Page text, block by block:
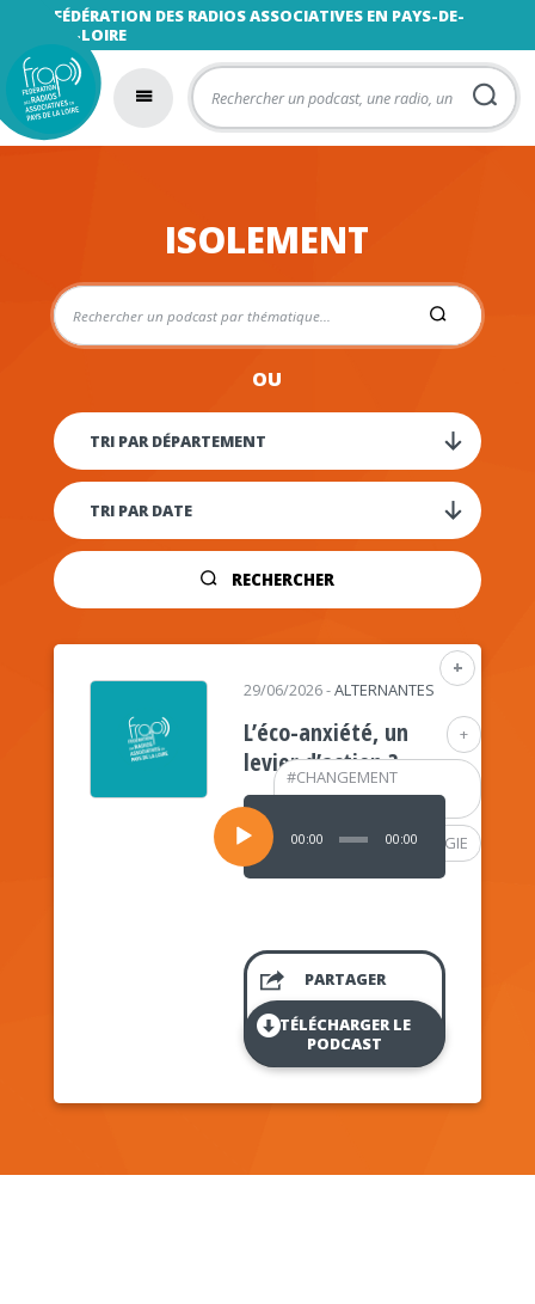
FÉDÉRATION DES RADIOS ASSOCIATIVES EN PAYS-DE-
LA-LOIRE
ISOLEMENT
OU
RECHERCHER
+
+
#CHANGEMENT
CLIMATIQUE
#PSYCHOLOGIE
29/06/2026-ALTERNANTES
L’éco-anxiété, un
levier d’action ?
Lecteur
audio
00:00 00:00
PARTAGER
TÉLÉCHARGER LE
PODCAST